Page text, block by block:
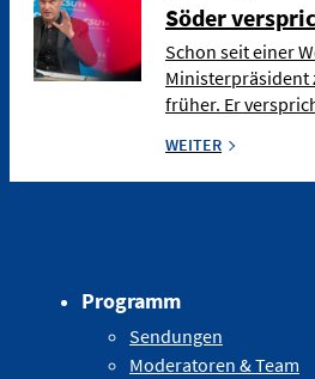
Söder
Schon seit einer
Ministerpräsident
früher. Er
WEITER
Programm
Sendungen
Moderatoren & Team